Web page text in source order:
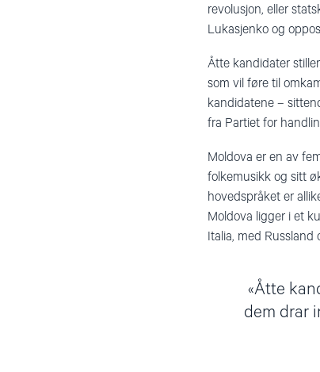
revolusjon, eller
Lukasjenko og
Åtte kandidater
som vil føre til
kandidatene –
fra Partiet for
Moldova er en av
folkemusikk og sitt
hovedspråket er
Moldova ligger i et
Italia, med Russland
Åtte
dem drar